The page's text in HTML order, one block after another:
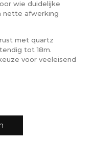
wie duidelijke
nette afwerking
met quartz
tot 18m.
voor veeleisend